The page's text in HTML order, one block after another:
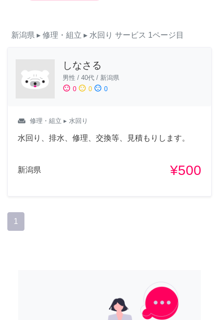
新潟県 ▸ 修理・組立 ▸ 水回り サービス 1ページ目
しなさる
男性 / 40代 / 新潟県
sentiment_satisfied 0 sentiment_neutral 0 sentiment_dissatisfied 0
weekend 修理・組立 ▸ 水回り
水回り、排水、修理、交換等、見積もりします。
新潟県 ¥500
1